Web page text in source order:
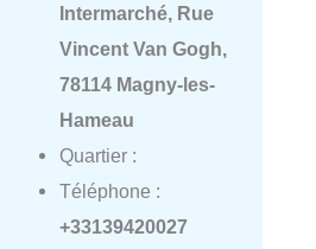
Intermarché, Rue
Vincent Van Gogh,
78114 Magny-les-
Hameau
Quartier :
Téléphone :
+33139420027